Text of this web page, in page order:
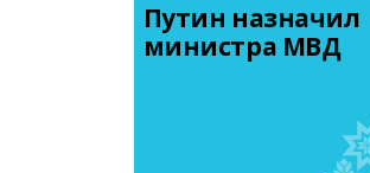
Путин назначил
министра МВД